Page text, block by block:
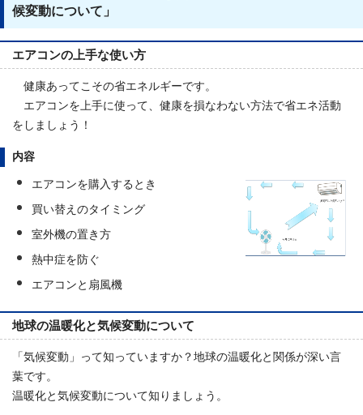
候変動について」
エアコンの上手な使い方
健康あってこその省エネルギーです。
エアコンを上手に使って、健康を損なわない方法で省エネ活動
をしましょう！
内容
エアコンを購入するとき
買い替えのタイミング
室外機の置き方
熱中症を防ぐ
エアコンと扇風機
地球の温暖化と気候変動について
「気候変動」って知っていますか？地球の温暖化と関係が深い言
葉です。
温暖化と気候変動について知りましょう。